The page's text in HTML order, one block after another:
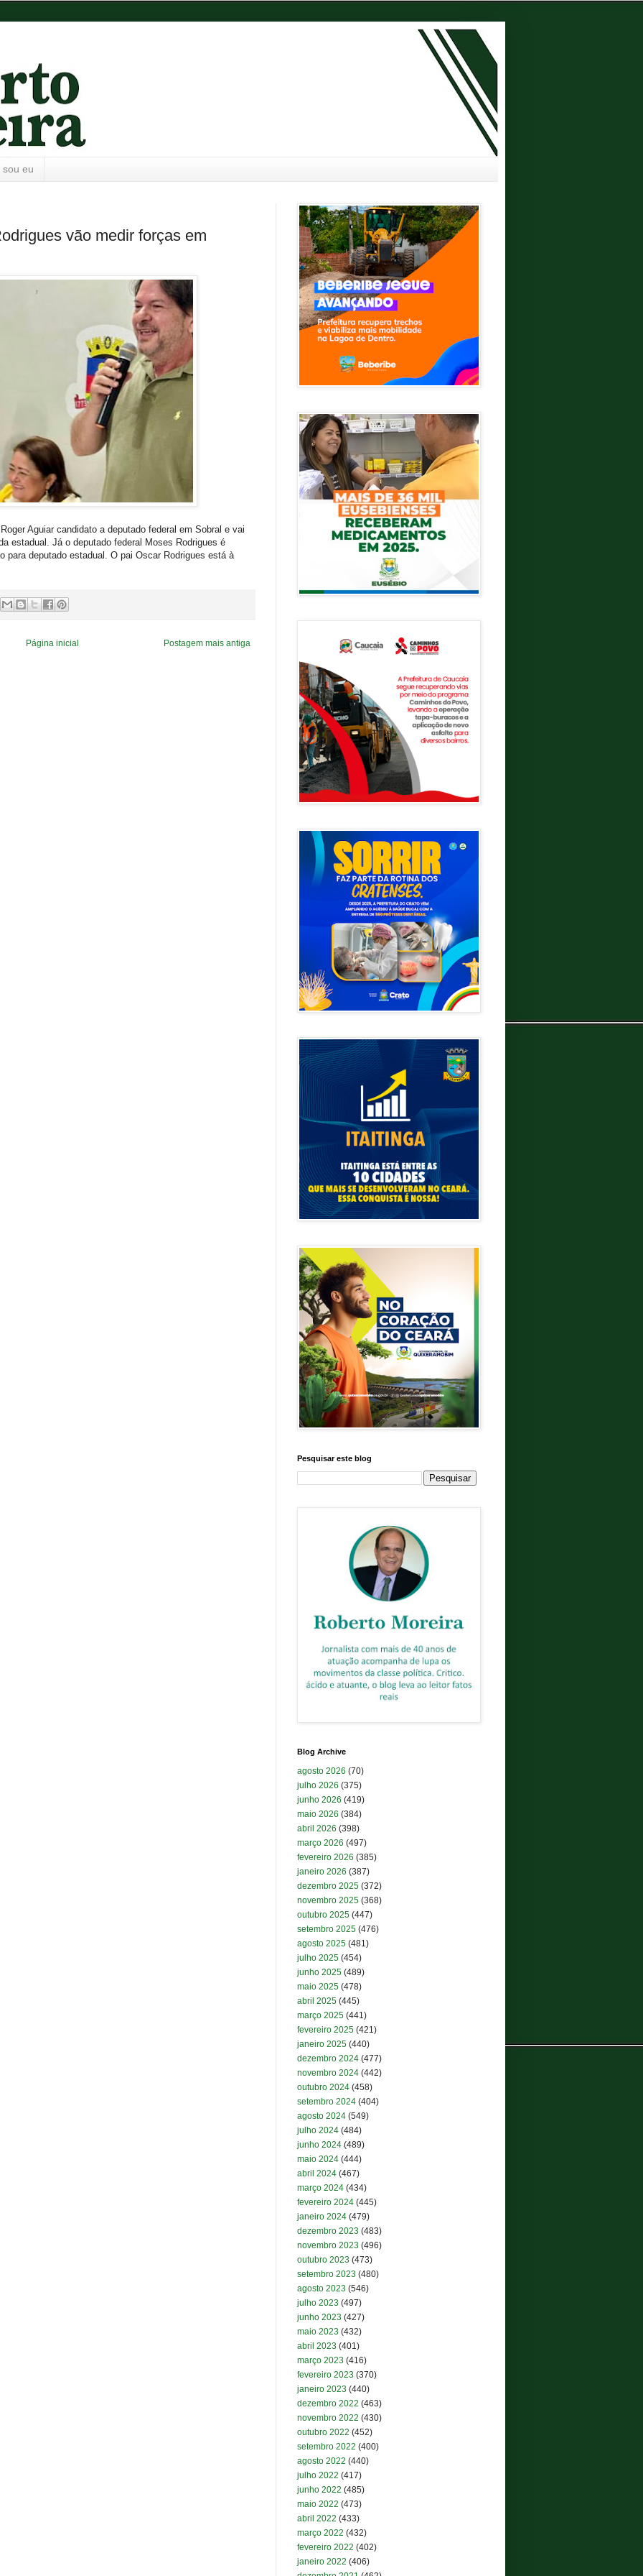
sou eu
vão medir forças em
Aguiar candidato a deputado federal em Sobral e vai
estadual. Já o deputado federal Moses Rodrigues é
para deputado estadual. O pai Oscar Rodrigues está à
Postagem mais antiga
Página inicial
Pesquisar este blog
Blog Archive
agosto 2026 (70)
julho 2026 (375)
junho 2026 (419)
maio 2026 (384)
abril 2026 (398)
março 2026 (497)
fevereiro 2026 (385)
janeiro 2026 (387)
dezembro 2025 (372)
novembro 2025 (368)
outubro 2025 (447)
setembro 2025 (476)
agosto 2025 (481)
julho 2025 (454)
junho 2025 (489)
maio 2025 (478)
abril 2025 (445)
março 2025 (441)
fevereiro 2025 (421)
janeiro 2025 (440)
dezembro 2024 (477)
novembro 2024 (442)
outubro 2024 (458)
setembro 2024 (404)
agosto 2024 (549)
julho 2024 (484)
junho 2024 (489)
maio 2024 (444)
abril 2024 (467)
março 2024 (434)
fevereiro 2024 (445)
janeiro 2024 (479)
dezembro 2023 (483)
novembro 2023 (496)
outubro 2023 (473)
setembro 2023 (480)
agosto 2023 (546)
julho 2023 (497)
junho 2023 (427)
maio 2023 (432)
abril 2023 (401)
março 2023 (416)
fevereiro 2023 (370)
janeiro 2023 (440)
dezembro 2022 (463)
novembro 2022 (430)
outubro 2022 (452)
setembro 2022 (400)
agosto 2022 (440)
julho 2022 (417)
junho 2022 (485)
maio 2022 (473)
abril 2022 (433)
março 2022 (432)
fevereiro 2022 (402)
janeiro 2022 (406)